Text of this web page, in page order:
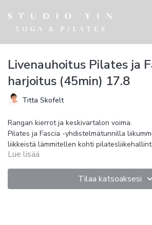
Livenauhoitus Pilates ja
harjoitus (45min) 17.8
Titta Skofelt
Rangan kierrot ja keskivartalon voima.
Pilates ja Fascia -yhdistelmätunnilla
liikkeistä lämmitellen kohti
aktiivisia faskiavenytyksiä.
vahvistamalla kehon keskialuetta ja syviä
liikehallinta lisääntyy voima-, liikkuvuus- ja
Lue lisää
Tilaa katsoaksesi